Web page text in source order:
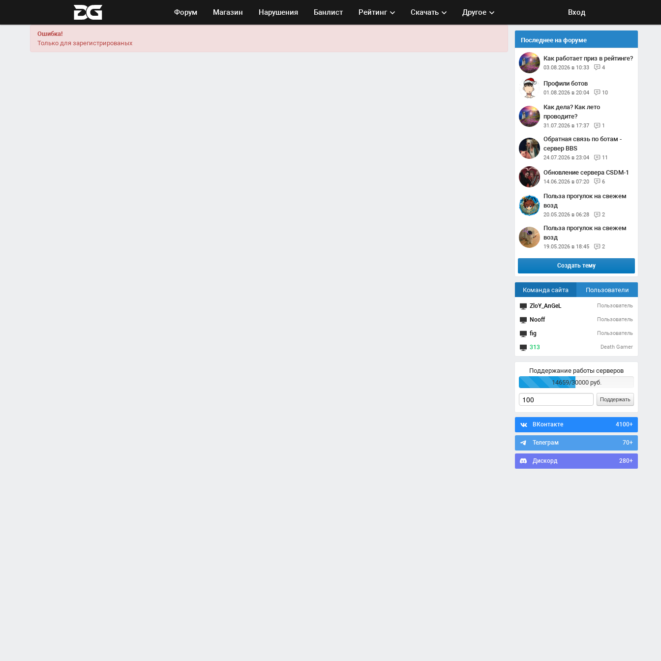
Форум Магазин Нарушения Банлист Рейтинг Скачать Другое Вход
Ошибка!
Только для зарегистрированых
Последнее на форуме
Как работает приз в рейтинге?
03.08.2026 в 10:33 4
Профили ботов
01.08.2026 в 20:04 10
Как дела? Как лето
проводите?
31.07.2026 в 17:37 1
Обратная связь по ботам -
сервер BBS
24.07.2026 в 23:04 11
Обновление сервера CSDM-1
14.06.2026 в 07:20 6
Польза прогулок на свежем
возд
20.05.2026 в 06:28 2
Польза прогулок на свежем
возд
19.05.2026 в 18:45 2
Создать тему
Команда сайта Пользователи
ZloY_AnGeL Пользователь
Nooff Пользователь
fig Пользователь
313 Death Gamer
Поддержание работы серверов
14659/30000 руб.
Поддержать
ВКонтакте 4100+
Телеграм 70+
Дискорд 280+